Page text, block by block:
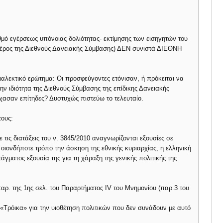
εγέρσεως υπόνοιας δολιότητας- εκτίμησης των εισηγητών του
της Διεθνούς Δανειακής Σύμβασης) ΔΕΝ συνιστά ΔΙΕΘΝΗ
ερώτημα: Οι προσφεύγοντες ετόνισαν, ή πρόκειται να
της Διεθνούς Σύμβασης της επίδικης Δανειακής
επίτηδες? Δυστυχώς πιστεύω το τελευταίο.
διατάξεις του ν. 3845/2010 αναγνωρίζονται εξουσίες σε
τρόπο την άσκηση της εθνικής κυριαρχίας, η ελληνική
εξουσία της για τη χάραξη της γενικής πολιτικής της
της 1ης σελ. του Παραρτήματος IV του Μνημονίου (παρ.3 του
για την υιοθέτηση πολιτικών που δεν συνάδουν με αυτό